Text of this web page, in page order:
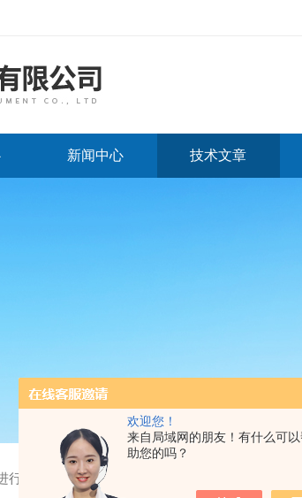
欢迎您！
来自局域网的朋友！有什么可
助您的吗？
新闻中心 技术文章
行定期清洁